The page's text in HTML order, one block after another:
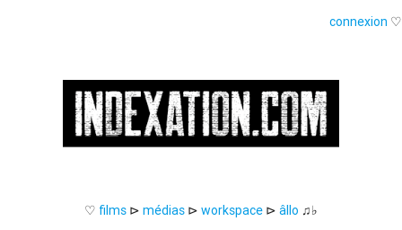
connexion ♡
♡ films ⊳ médias ⊳ workspace ⊳ âllo ♫♭